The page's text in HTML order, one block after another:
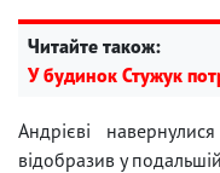
Читайте також:
У будинок Стужук
Андрієві
відобразив у